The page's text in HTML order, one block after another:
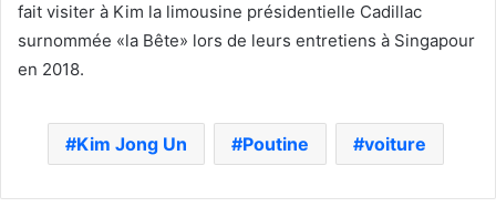
fait visiter à Kim la limousine présidentielle Cadillac
surnommée «la Bête» lors de leurs entretiens à Singapour
en 2018.
Kim Jong Un Poutine voiture